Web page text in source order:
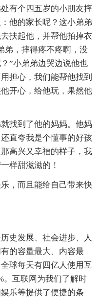
有个四五岁的小朋友摔
他的家长呢？这小弟弟
扶起他，并帮他拍掉衣
弟，摔得疼不疼啊，没
”小弟弟边哭边说他也
担心，我们能帮他找到
开心，给他玩，果然他
找到了他的妈妈。他妈
直夸我是个懂事的好孩
高兴又幸福的样子，我
样甜滋滋的！
，而且能给自己带来快
史发展、社会进步、人
的容量最大、内容最
球每天有四亿人使用互
。互联网为我们了解时
乐等提供了便捷的条